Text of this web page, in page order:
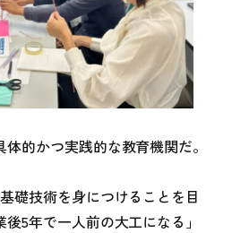
的かつ実践的な教育機関だ。
礎技術を身につけることを目
5年で一人前の大工になる」